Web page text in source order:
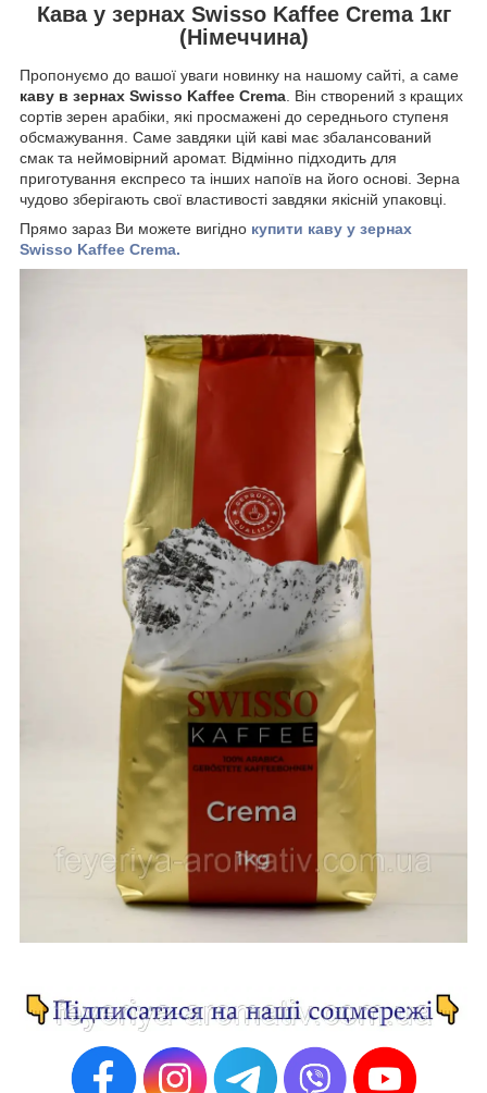
Кава у зернах Swisso Kaffee Crema 1кг
(Німеччина)
Пропонуємо до вашої уваги новинку на нашому сайті, а саме
каву в зернах Swisso Kaffee Crema. Він створений з кращих
сортів зерен арабіки, які просмажені до середнього ступеня
обсмажування. Саме завдяки цій каві має збалансований
смак та неймовірний аромат. Відмінно підходить для
приготування експресо та інших напоїв на його основі. Зерна
чудово зберігають свої властивості завдяки якісній упаковці.
Прямо зараз Ви можете вигідно купити каву у зернах
Swisso Kaffee Crema.